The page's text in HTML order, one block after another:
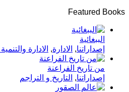
Featured Books
الببغائية
إصداراتنا, الادارة, الادارة
من تاريخ الفراعنة
إصداراتنا, التاريخ و التراجم